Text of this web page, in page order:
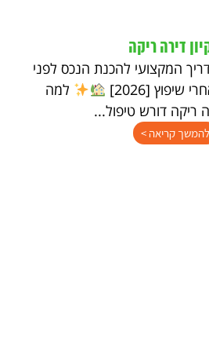
דירה ריקה
המקצועי להכנת הנכס לפני
שיפוץ [2026]
למה
ריקה דורש טיפול...
להמשך קריאה >